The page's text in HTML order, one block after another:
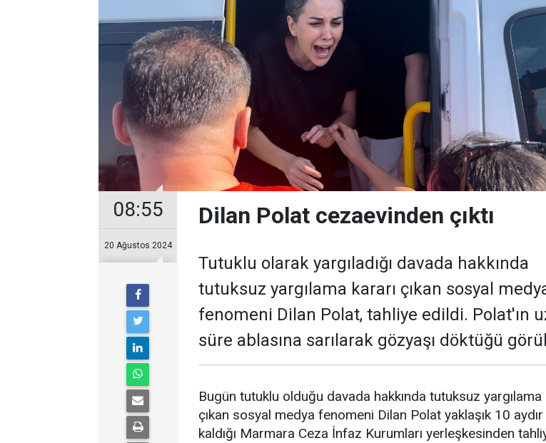
08:55
20 Ağustos 2024
Dilan Polat cezaevinden çıktı
Tutuklu olarak yargıladığı davada hakkında
tutuksuz yargılama kararı çıkan sosyal
fenomeni Dilan Polat, tahliye edildi. Polat'ın
süre ablasına sarılarak gözyaşı döktüğü
Bugün tutuklu olduğu davada hakkında tutuksuz yargılama
çıkan sosyal medya fenomeni Dilan Polat yaklaşık 10
kaldığı Marmara Ceza İnfaz Kurumları yerleşkesinden